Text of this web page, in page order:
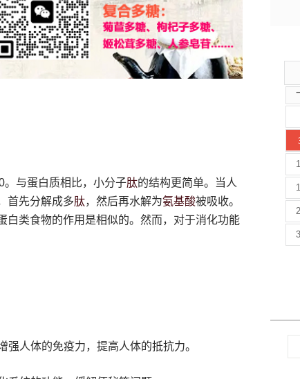
。与蛋白质相比，小分子肽的结构更简单。当人
首先分解成多肽，然后再水解为氨基酸被吸收。
白类食物的作用是相似的。然而，对于消化功能
强人体的免疫力，提高人体的抵抗力。